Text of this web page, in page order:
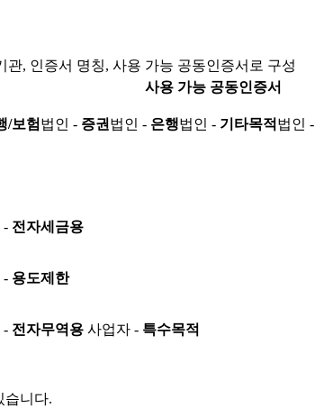
, 인증서 명칭, 사용 가능 공동인증서로 구성
사용 가능 공동인증서
/보험 법인 - 증권 법인 - 은행법인 - 기타목적 법인 -
- 전자세금용
- 용도제한
- 전자무역용 사업자 - 특수목적
습니다.